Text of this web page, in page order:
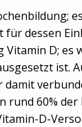
dessen
D; es
ist.
damit
rund 60%
D-